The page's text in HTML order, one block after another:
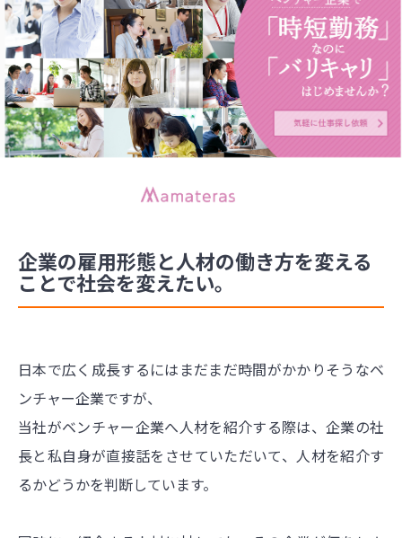
企業の雇用形態と人材の働き方を変える
ことで社会を変えたい。
日本で広く成長するにはまだまだ時間がかかりそうなベ
ンチャー企業ですが、
当社がベンチャー企業へ人材を紹介する際は、企業の社
長と私自身が直接話をさせていただいて、人材を紹介す
るかどうかを判断しています。